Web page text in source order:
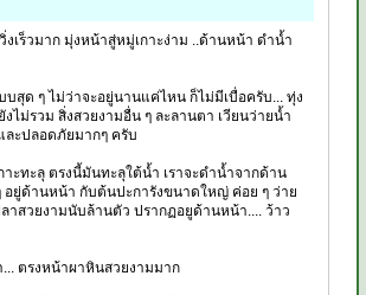
งเร็วมาก มุ่งหน้าสู่หมู่เกาะง่าม ..ด้านหน้า ดำน้ำ
สุด ๆ ไม่ว่าจะอยู่นานแค่ไหน ก็ไม่มีเบื่อครับ... ทุ่ง
ไม่รวม สิ่งสวยงามอื่น ๆ ละลานตา เวียนว่ายน้ำ
ะปลอดภัยมากๆ ครับ
าะทะลุ ตรงนี้มันทะลุใต้น้ำ เราจะดำน้ำจากด้าน
ยู่ด้านหน้า กับต้นปะการังขนาดใหญ่ ค่อย ๆ ว่าย
าสวยงามนับล้านตัว ปรากฏอยูด้านหน้า.... ว้าว
ตรงหน้าผาหินสวยงามมาก